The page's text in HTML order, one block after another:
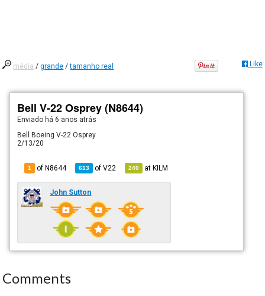
média /grande /tamanho real Like
Bell V-22 Osprey (N8644)
Enviado há6 anos atrás
Bell Boeing V-22 Osprey
2/13/20
1 of N8644 613 ofV22 240 atKILM
John Sutton
Comments